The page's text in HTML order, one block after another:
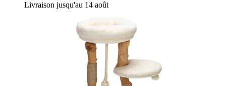
Livraison jusqu'au 14 août